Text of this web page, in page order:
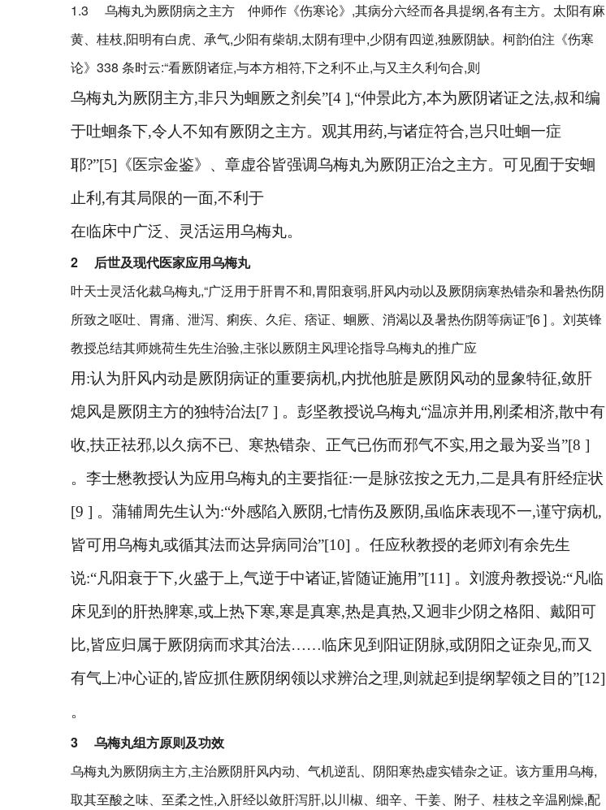
1.3 乌梅丸为厥阴病之主方 仲师作《伤寒论》,其病分六经而各具提纲,各有主方。太阳有麻
黄、桂枝,阳明有白虎、承气,少阳有柴胡,太阴有理中,少阴有四逆,独厥阴缺。柯韵伯注《伤寒
论》338 条时云:“看厥阴诸症,与本方相符,下之利不止,与又主久利句合,则
乌梅丸为厥阴主方,非只为蛔厥之剂矣”[4 ],“仲景此方,本为厥阴诸证之法,叔和编
于吐蛔条下,令人不知有厥阴之主方。观其用药,与诸症符合,岂只吐蛔一症
耶?”[5] 《医宗金鉴》、章虚谷皆强调乌梅丸为厥阴正治之主方。可见囿于安蛔
止利 ,有其局限的一面,不利于
在临床中广泛、灵活运用乌梅丸。
2
后世及现代医家应用乌梅丸
叶天士灵活化裁乌梅丸,“广泛用于肝胃不和,胃阳衰弱,肝风内动以及厥阴病寒热错杂和暑热伤阴
所致之呕吐、胃痛、泄泻、痢疾、久疟、痞证、蛔厥、消渴以及暑热伤阴等病证”[6 ] 。刘英锋
教授总结其师姚荷生先生治验,主张以厥阴主风理论指导乌梅丸的推广应
用:认为肝风内动是厥阴病证的重要病机,内扰他脏是厥阴风动的显象特征,敛肝
熄风是厥阴主方的独特治法[7 ] 。彭坚教授说乌梅丸“温凉并用,刚柔相济,散中有
收,扶正祛邪,以久病不已、寒热错杂、正气已伤而邪气不实,用之最为妥当”[8 ]
。李士懋教授认为应用乌梅丸的主要指征:一是脉弦按之无力,二是具有肝经症状
[9 ] 。蒲辅周先生认为:“外感陷入厥阴,七情伤及厥阴,虽临床表现不一,谨守病机,
皆可用乌梅丸或循其法而达异病同治”[10] 。任应秋教授的老师刘有余先生
说:“凡阳衰于下,火盛于上,气逆于中诸证,皆随证施用”[11] 。刘渡舟教授说:“凡临
床见到的肝热脾寒,或上热下寒,寒是真寒,热是真热,又迥非少阴之格阳、戴阳可
比,皆应归属于厥阴病而求其治法……临床见到阳证阴脉,或阴阳之证杂见,而又
有气上冲心证的,皆应抓住厥阴纲领以求辨治之理,则就起到提纲挈领之目的”[12]
。
3
乌梅丸组方原则及功效
乌梅丸为厥阴病主方,主治厥阴肝风内动、气机逆乱、阴阳寒热虚实错杂之证。该方重用乌梅,
取其至酸之味、至柔之性,入肝经以敛肝泻肝,以川椒、细辛、干姜、附子、桂枝之辛温刚燥,配